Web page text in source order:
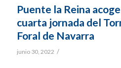
Puente la Reina
cuarta jornada del
Foral de Navarra
junio 30, 2022 /